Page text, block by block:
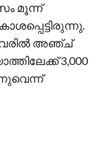
മൂന്ന്
അഞ്ച്
3,000